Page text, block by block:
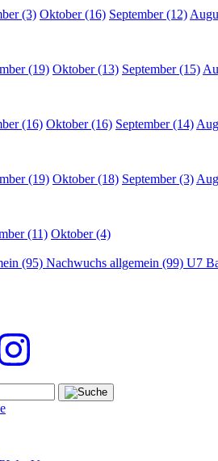
(3) Oktober (16) September (12)
(19) Oktober (13) September (15)
(16) Oktober (16) September (14)
(19) Oktober (18) September (3)
(11) Oktober (4)
(95) Nachwuchs allgemein (99) U7